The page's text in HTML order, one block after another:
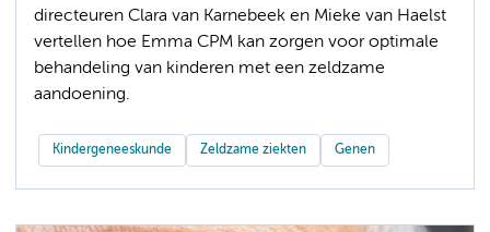
directeuren Clara van Karnebeek en Mieke van Haelst
vertellen hoe Emma CPM kan zorgen voor optimale
behandeling van kinderen met een zeldzame
aandoening.
Kindergeneeskunde Zeldzame ziekten Genen